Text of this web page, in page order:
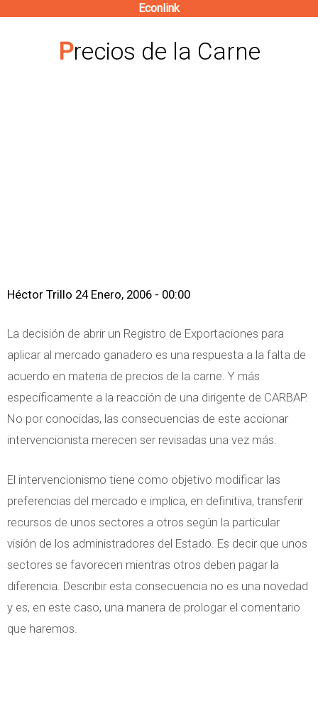
contenido
Econlink
Precios de la Carne
Héctor Trillo 24 Enero, 2006 - 00:00
La decisión de abrir un Registro de Exportaciones para
aplicar al mercado ganadero es una respuesta a la falta de
acuerdo en materia de precios de la carne. Y más
específicamente a la reacción de una dirigente de CARBAP.
No por conocidas, las consecuencias de este accionar
intervencionista merecen ser revisadas una vez más.
El intervencionismo tiene como objetivo modificar las
preferencias del mercado e implica, en definitiva, transferir
recursos de unos sectores a otros según la particular
visión de los administradores del Estado. Es decir que unos
sectores se favorecen mientras otros deben pagar la
diferencia. Describir esta consecuencia no es una novedad
y es, en este caso, una manera de prologar el comentario
que haremos.